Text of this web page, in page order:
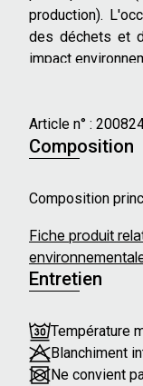
production).
des déchets et
impact
Article n° :
Composition
Composition
Fiche produit
Entretien
Température
Blanchiment
Ne convient